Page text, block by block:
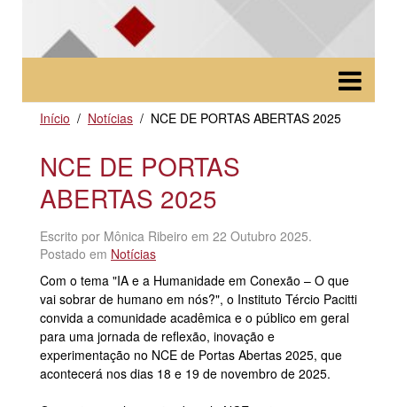
Início Notícias NCE DE PORTAS ABERTAS 2025
NCE DE PORTAS
ABERTAS 2025
Escrito por Mônica Ribeiro em 22 Outubro 2025.
Postado em Notícias
Com o tema "IA e a Humanidade em Conexão – O que
vai sobrar de humano em nós?", o Instituto Tércio Pacitti
convida a comunidade acadêmica e o público em geral
para uma jornada de reflexão, inovação e
experimentação no NCE de Portas Abertas 2025, que
acontecerá nos dias 18 e 19 de novembro de 2025.